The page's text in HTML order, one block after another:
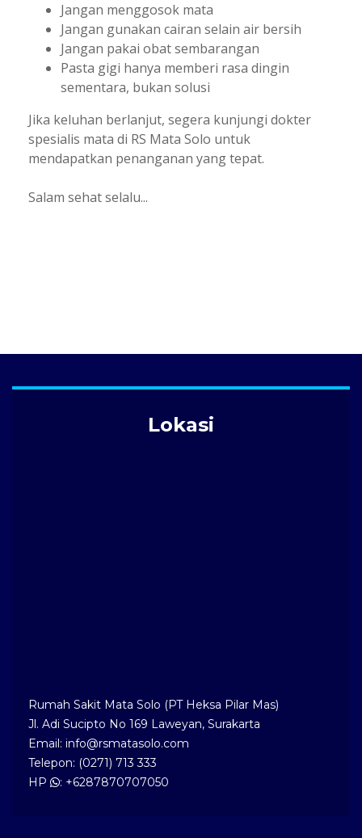
Jangan menggosok mata
Jangan gunakan cairan selain air bersih
Jangan pakai obat sembarangan
Pasta gigi hanya memberi rasa dingin
sementara, bukan solusi
Jika keluhan berlanjut, segera kunjungi dokter
spesialis mata di RS Mata Solo untuk
mendapatkan penanganan yang tepat.
Salam sehat selalu...
Lokasi
Rumah Sakit Mata Solo (PT Heksa Pilar Mas)
Jl. Adi Sucipto No 169 Laweyan, Surakarta
Email: info@rsmatasolo.com
Telepon: (0271) 713 333
HP
: +6287870707050